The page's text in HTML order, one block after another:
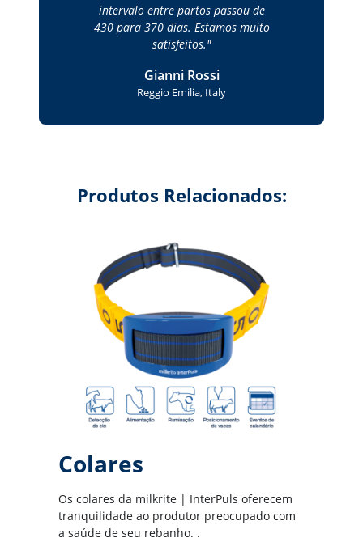
intervalo entre partos passou de
430 para 370 dias. Estamos muito
satisfeitos.
Gianni Rossi
Reggio Emilia, Italy
Produtos Relacionados:
Colares
Os colares da milkrite | InterPuls oferecem
tranquilidade ao produtor preocupado com
a saúde de seu rebanho. .